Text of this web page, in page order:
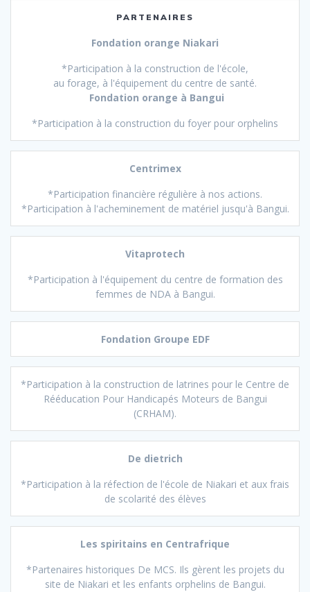
PARTENAIRES
Fondation orange Niakari
*Participation à la construction de l'école,
au forage, à l'équipement du centre de santé.
Fondation orange à Bangui
*Participation à la construction du foyer pour orphelins
Centrimex
*Participation financière régulière à nos actions.
*Participation à l'acheminement de matériel jusqu'à Bangui.
Vitaprotech
*Participation à l'équipement du centre de formation des
femmes de NDA à Bangui.
Fondation Groupe EDF
*Participation à la construction de latrines pour le Centre de
Rééducation Pour Handicapés Moteurs de Bangui
(CRHAM).
De dietrich
*Participation à la réfection de l'école de Niakari et aux frais
de scolarité des élèves
Les spiritains en Centrafrique
*Partenaires historiques De MCS. Ils gèrent les projets du
site de Niakari et les enfants orphelins de Bangui.